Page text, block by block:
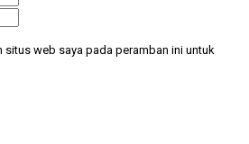
situs web saya pada peramban ini untuk